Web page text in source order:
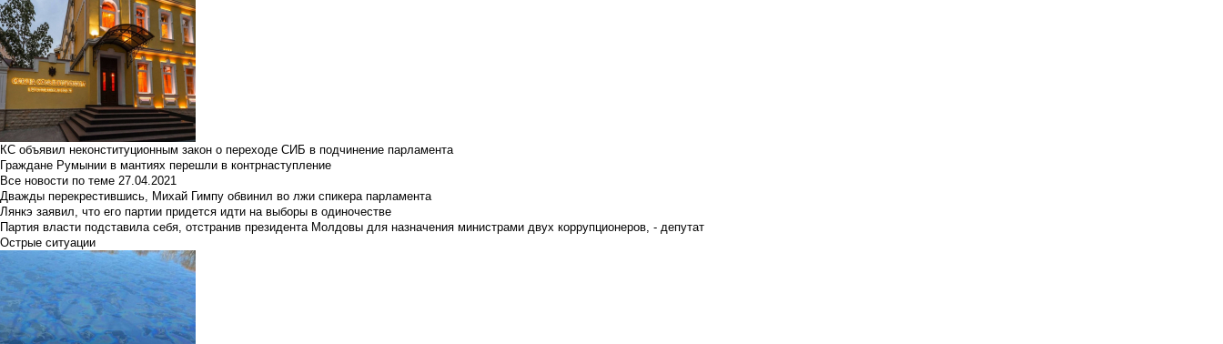
КС объявил неконституционным закон о переходе СИБ в подчинение парламента
Граждане Румынии в мантиях перешли в контрнаступление
Все новости по теме 27.04.2021
Дважды перекрестившись, Михай Гимпу обвинил во лжи спикера парламента
Лянкэ заявил, что его партии придется идти на выборы в одиночестве
Партия власти подставила себя, отстранив президента Молдовы для назначения министрами двух коррупционеров, - депутат
Острые ситуации